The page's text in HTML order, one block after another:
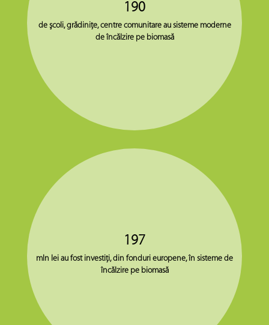
190
de şcoli, grădiniţe, centre comunitare au sisteme moderne
de încălzire pe biomasă
197
mln lei au fost investiţi, din fonduri europene, în sisteme de
încălzire pe biomasă